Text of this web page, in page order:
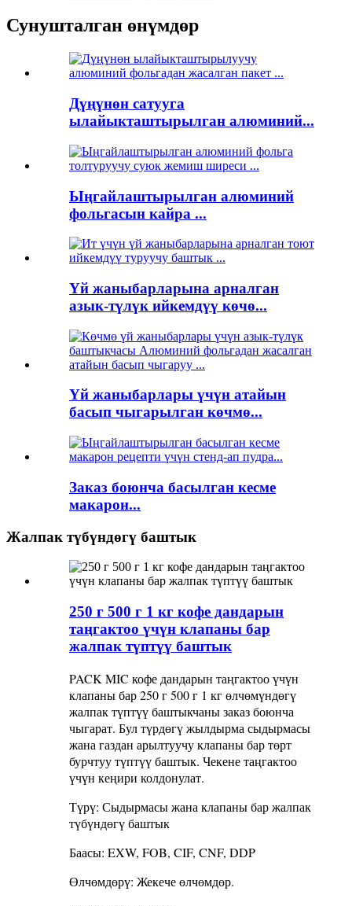
Сунушталган өнүмдөр
Дүңүнөн сатууга
ылайыкташтырылган алюминий...
Ыңгайлаштырылган алюминий
фольгасын кайра ...
Үй жаныбарларына арналган
азык-түлүк ийкемдүү көчө...
Үй жаныбарлары үчүн атайын
басып чыгарылган көчмө...
Заказ боюнча басылган кесме
макарон...
Жалпак түбүндөгү баштык
250 г 500 г 1 кг кофе дандарын
таңгактоо үчүн клапаны бар
жалпак түптүү баштык
PACK MIC кофе дандарын таңгактоо үчүн
клапаны бар 250 г 500 г 1 кг өлчөмүндөгү
жалпак түптүү баштыкчаны заказ боюнча
чыгарат. Бул түрдөгү жылдырма сыдырмасы
жана газдан арылтуучу клапаны бар төрт
бурчтуу түптүү баштык. Чекене таңгактоо
үчүн кеңири колдонулат.
Түрү: Сыдырмасы жана клапаны бар жалпак
түбүндөгү баштык
Баасы: EXW, FOB, CIF, CNF, DDP
Өлчөмдөрү: Жекече өлчөмдөр.